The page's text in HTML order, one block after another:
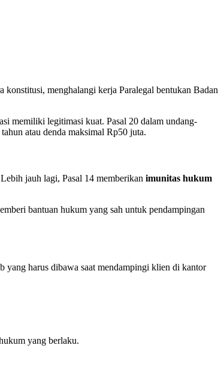
menghalangi kerja Paralegal bentukan Badan
memiliki legitimasi kuat. Pasal 20 dalam undang-
atau denda maksimal Rp50 juta.
jauh lagi, Pasal 14 memberikan